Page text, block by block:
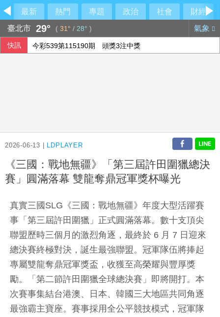
最新 熱門 專題 政治 社會
財經
臺北市 29° ( 31° / 28° ) 氣象
快訊 今彩539第115190期 頭獎3注中獎
2026-06-13 | LDPLAYER
《三國：戰地無疆》「第三屆許田圍獵總決
賽」圓滿落幕 雙龍奪鼎冠軍獎杯曝光
真實三國SLG《三國：戰地無疆》年度大型活躍賽
事「第三屆許田圍獵」正式圓滿落幕。數十支頂尖
聯盟歷時三個月的激烈角逐，最終於 6 月 7 日迎來
總決賽終極對決，誕生最強聯盟。冠軍隊伍將捧起
專屬雙龍奪鼎冠軍獎盃，收獲至高榮耀與豐厚獎
勵。「第二節許田圍獵全球總決賽」即將開打。本
次賽事集結台港澳、日本、韓國三大地區共同角逐
最強霸主寶座。賽事採用全公平競技模式，冠軍隊